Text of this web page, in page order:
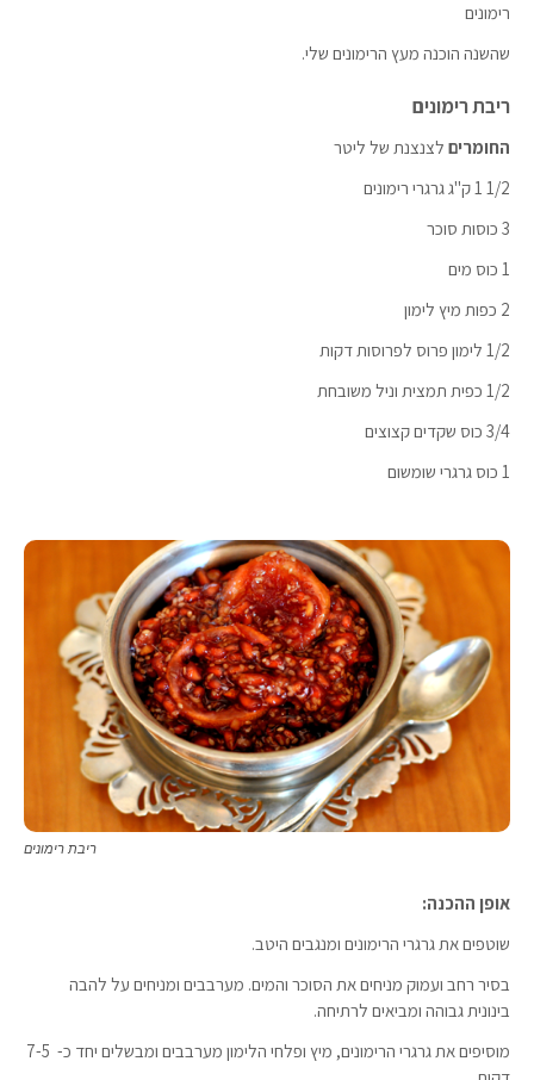
רימונים
שהשנה הוכנה מעץ הרימונים שלי.
ריבת רימונים
החומרים לצנצנת של ליטר
1/2 1 ק"ג גרגרי רימונים
3 כוסות סוכר
1 כוס מים
2 כפות מיץ לימון
1/2 לימון פרוס לפרוסות דקות
1/2 כפית תמצית וניל משובחת
3/4 כוס שקדים קצוצים
1 כוס גרגרי שומשום
ריבת רימונים
אופן ההכנה:
שוטפים את גרגרי הרימונים ומנגבים היטב.
בסיר רחב ועמוק מניחים את הסוכר והמים. מערבבים ומניחים על להבה
בינונית גבוהה ומביאים לרתיחה.
מוסיפים את גרגרי הרימונים, מיץ ופלחי הלימון מערבבים ומבשלים יחד כ- 7-5